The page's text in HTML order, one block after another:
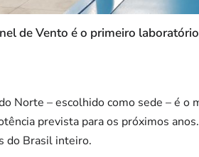
de Vento é o primeiro
Norte – escolhido como sede – é
prevista para os próximos
do Brasil inteiro.